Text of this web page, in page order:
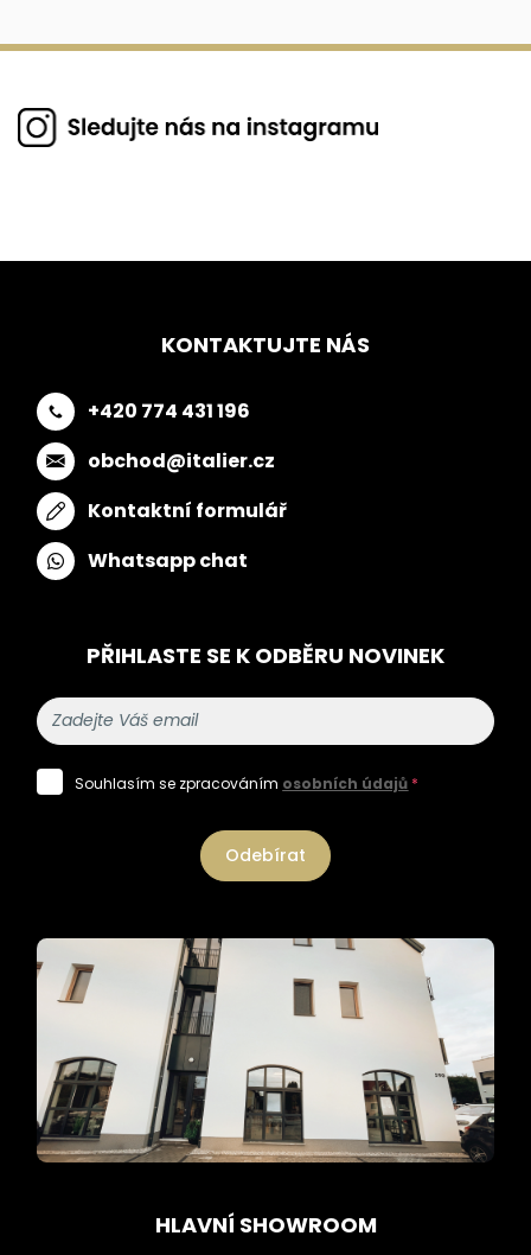
KONTAKTUJTE NÁS
+420 774 431 196
obchod@italier.cz
Kontaktní formulář
Whatsapp chat
PŘIHLASTE SE K ODBĚRU NOVINEK
Souhlasím se zpracováním osobních údajů *
Odebírat
HLAVNÍ SHOWROOM